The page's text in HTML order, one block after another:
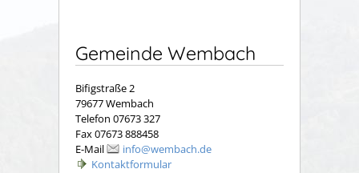
Gemeinde Wembach
Bifigstraße 2
79677 Wembach
Telefon 07673 327
Fax 07673 888458
E-Mail
info@wembach.de
Kontaktformular